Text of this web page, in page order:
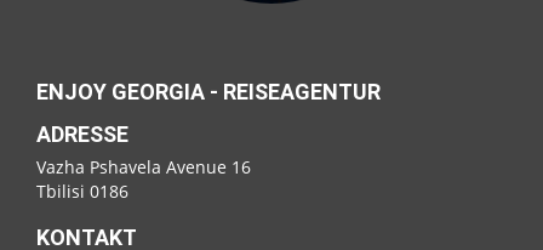
ENJOY GEORGIA - REISEAGENTUR
ADRESSE
Vazha Pshavela Avenue 16
Tbilisi 0186
KONTAKT